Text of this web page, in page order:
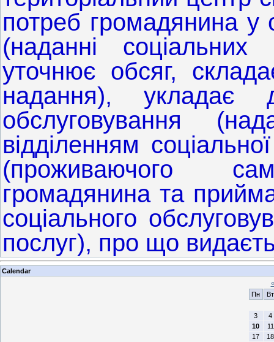
потреб громадянина у
(наданні соціальних
уточнює обсяг,
надання), укладає
обслуговування
відділенням
(проживаючого
громадянина та
соціального
послуг), про що
Calendar
«
Пн
Вт
3
4
10
11
17
18